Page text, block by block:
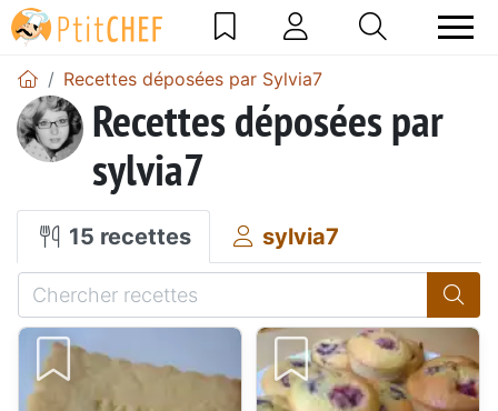
Recettes déposées par Sylvia7
Recettes déposées par
sylvia7
15 recettes sylvia7